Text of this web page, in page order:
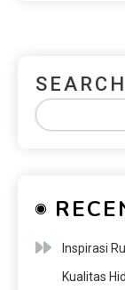
SEARCH
Inspirasi
Kualitas